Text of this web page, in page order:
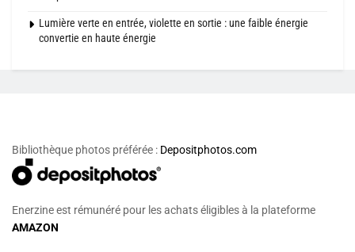
Lumière verte en entrée, violette en sortie : une faible énergie
convertie en haute énergie
Bibliothèque photos préférée : Depositphotos.com
Enerzine est rémunéré pour les achats éligibles à la plateforme
AMAZON